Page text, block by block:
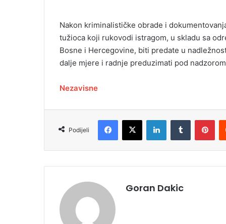
Nakon kriminalističke obrade i
tužioca koji rukovodi istragom, u skladu sa
Bosne i Hercegovine, biti predate u
dalje mjere i radnje preduzimati pod
Nezavisne
Podijeli
Goran Dakic